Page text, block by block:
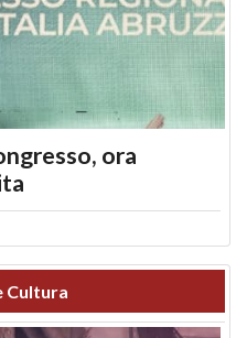
ora
Cultura